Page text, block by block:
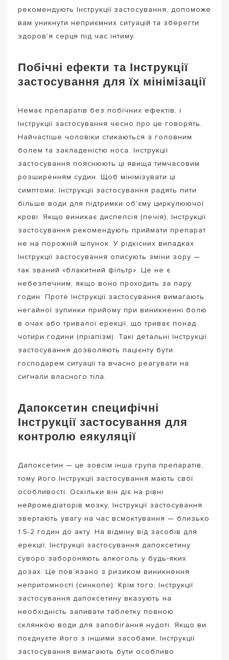
рекомендують Інструкції застосування, допоможе
вам уникнути неприємних ситуацій та зберегти
здоров'я серця під час інтиму.
Побічні ефекти та Інструкції
застосування для їх мінімізації
Немає препаратів без побічних ефектів, і
Інструкції застосування чесно про це говорять.
Найчастіше чоловіки стикаються з головним
болем та закладеністю носа. Інструкції
застосування пояснюють ці явища тимчасовим
розширенням судин. Щоб мінімізувати ці
симптоми, Інструкції застосування радять пити
більше води для підтримки об'єму циркулюючої
крові. Якщо виникає диспепсія (печія), Інструкції
застосування рекомендують приймати препарат
не на порожній шлунок. У рідкісних випадках
Інструкції застосування описують зміни зору —
так званий «блакитний фільтр». Це не є
небезпечним, якщо воно проходить за пару
годин. Проте Інструкції застосування вимагають
негайної зупинки прийому при виникненні болю
в очах або тривалої ерекції, що триває понад
чотири години (пріапізм). Такі детальні Інструкції
застосування дозволяють пацієнту бути
господарем ситуації та вчасно реагувати на
сигнали власного тіла.
Дапоксетин специфічні
Інструкції застосування для
контролю еякуляції
Дапоксетин — це зовсім інша група препаратів,
тому його Інструкції застосування мають свої
особливості. Оскільки він діє на рівні
нейромедіаторів мозку, Інструкції застосування
звертають увагу на час всмоктування — близько
1.5-2 годин до акту. На відміну від засобів для
ерекції, Інструкції застосування дапоксетину
суворо забороняють алкоголь у будь-яких
дозах. Це пов'язано з ризиком виникнення
непритомності (синкопе). Крім того, Інструкції
застосування дапоксетину вказують на
необхідність запивати таблетку повною
склянкою води для запобігання нудоті. Якщо ви
поєднуєте його з іншими засобами, Інструкції
застосування вимагають бути особливо